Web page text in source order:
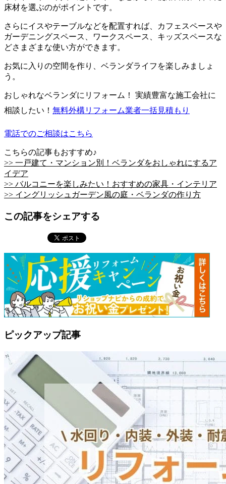
床材を選ぶのがポイントです。
さらにイスやテーブルなどを配置すれば、カフェスペースや
ガーデニングスペース、ワークスペース、キッズスペースな
どさまざまな使い方ができます。
お気に入りの空間を作り、ベランダライフを楽しみましょ
う。
おしゃれなベランダにリフォーム！ 実績豊富な施工会社に
相談したい！ 無料外構リフォーム業者一括見積もり
電話でのご相談はこちら
こちらの記事もおすすめ♪
>> 一戸建て・マンション別！ベランダをおしゃれにするア
イデア
>> バルコニーを楽しみたい！おすすめの家具・インテリア
>> イングリッシュガーデン風の庭・ベランダの作り方
この記事をシェアする
ピックアップ記事